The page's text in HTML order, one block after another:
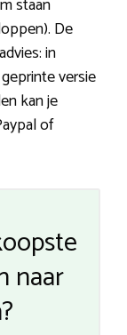
De
in
versie
kan je
of
naar